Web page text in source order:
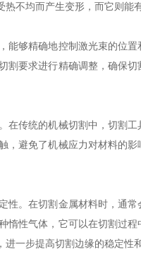
不均而产生变形，而它则能
精确地控制激光束的位
要求进行精确调整，确保
统的机械切割中，切割工
避免了机械应力对材料的
在切割金属材料时，通常
性气体，它可以在切割过
一步提高切割边缘的稳定性和